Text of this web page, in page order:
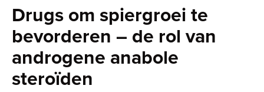
Drugs om spiergroei te
bevorderen – de rol van
androgene anabole
steroïden